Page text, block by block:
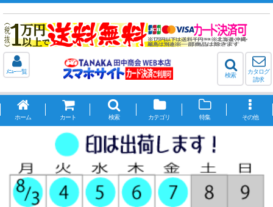
ﾒﾆｭｰ一覧
検索
カタログ
請求
ホーム カート 検索 カテゴリ 特集 その他